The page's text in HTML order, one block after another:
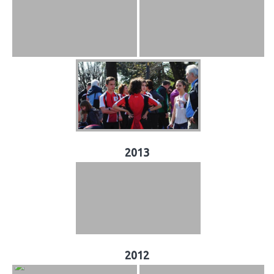
2013
2012